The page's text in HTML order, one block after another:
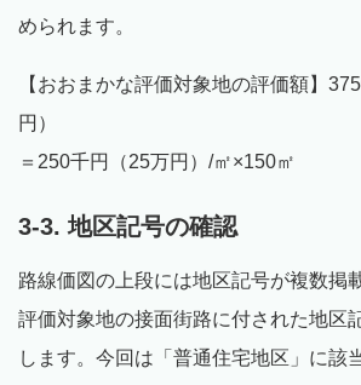
められます。
【おおまかな評価対象地の評価額】
円）
＝250千円（25万円）/㎡×150㎡
3-3. 地区記号の確認
路線価図の上段には地区記号が複数掲
評価対象地の接面街路に付された地区
します。今回は「普通住宅地区」に該